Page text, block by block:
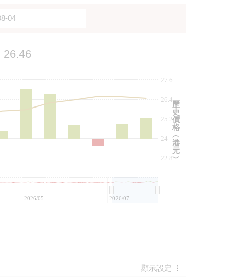
26.46
24
22.8
25.2
26.4
27.6
2026/05 2026/07
歷
史
價
格
︵
港
元
︶
顯示設定